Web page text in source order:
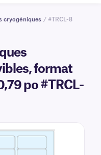
cryogéniques / #TRCL-8
format
po #TRCL-